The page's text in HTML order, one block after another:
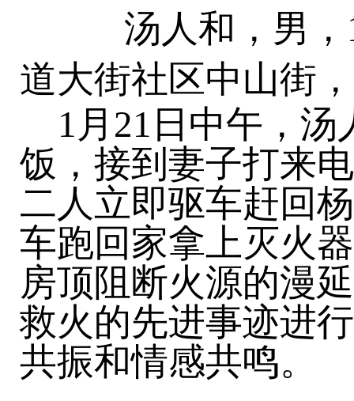
汤人和，男，
道大街社区中山街
1月21日中午，汤
饭，接到妻子打来
二人立即驱车赶回
车跑回家拿上灭火
房顶阻断火源的漫
救火的先进事迹进
共振和情感共鸣。